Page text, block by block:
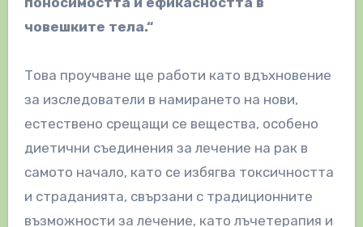
човешките тела.“
Това проучване ще работи като вдъхновение
за изследователи в намирането на нови,
естествено срещащи се вещества, особено
диетични съединения за лечение на рак в
самото начало, като се избягва токсичността
и страданията, свързани с традиционните
възможности за лечение, като лъчетерапия и